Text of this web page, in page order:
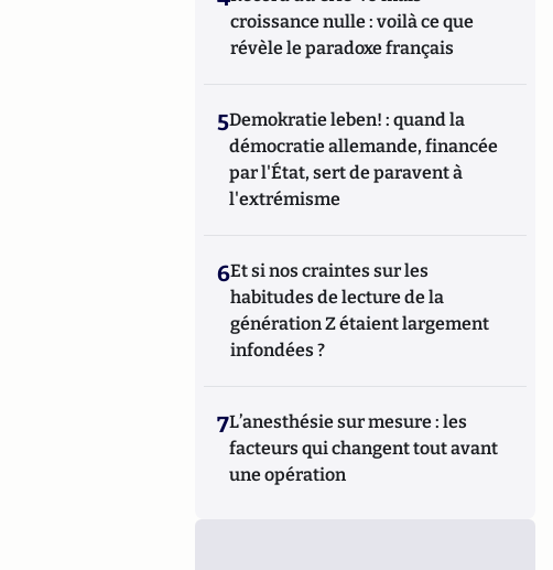
croissance nulle : voilà ce que
révèle le paradoxe français
5Demokratie leben! : quand la
démocratie allemande, financée
par l'État, sert de paravent à
l'extrémisme
6Et si nos craintes sur les
habitudes de lecture de la
génération Z étaient largement
infondées ?
7L’anesthésie sur mesure : les
facteurs qui changent tout avant
une opération